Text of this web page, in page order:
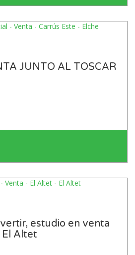
JUNTO AL TOSCAR
estudio en venta
Altet